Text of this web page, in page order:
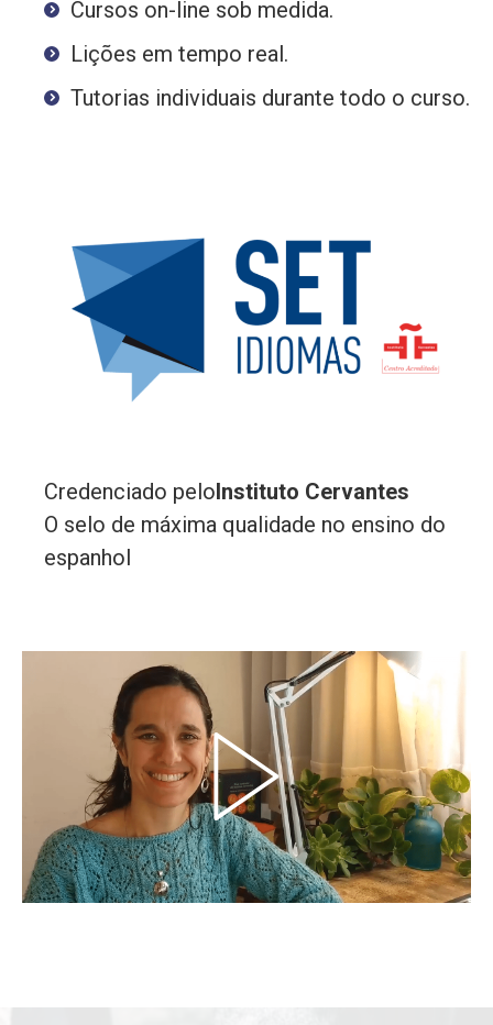
Cursos on-line sob medida.
Lições em tempo real.
Tutorias individuais durante todo o curso.
Credenciado peloInstituto Cervantes
O selo de máxima qualidade no ensino do
espanhol
Play
Video